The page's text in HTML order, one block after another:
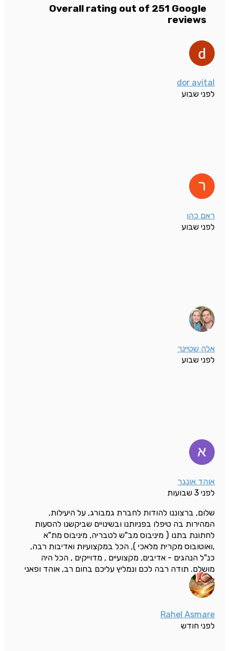
Overall rating out of 251 Google
reviews
dor avital
לפני שבוע
ראם כהן
לפני שבוע
אלה שטיינר
לפני שבוע
אוהד אונגר
לפני 3 שבועות
שלום, ברצוננו להודות לחברת גמבורג, על היעילות,
המהירות בה טיפלו בפניותנו ובשינויים שביקשנו להסעות
לחתונת בתנו ( מיניבוס מב"ש לטבריה, מיניבוס מת"א
,ואוטובוס מקרית מלאכי ), הכל במקצועיות ואדיבות רבה,
כנ"ל הנהגים - אדיבים, מקצועיים , מדוייקים , הכל היה
מושלם. תודה רבה לכם ונמליץ עליכם בחום רב, אוהד ופאני
אונגר
Rahel Asmare
לפני חודש